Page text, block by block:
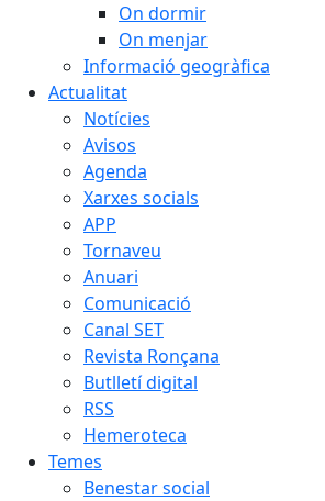
On dormir
On menjar
Informació geogràfica
Actualitat
Notícies
Avisos
Agenda
Xarxes socials
APP
Tornaveu
Anuari
Comunicació
Canal SET
Revista Ronçana
Butlletí digital
RSS
Hemeroteca
Temes
Benestar social